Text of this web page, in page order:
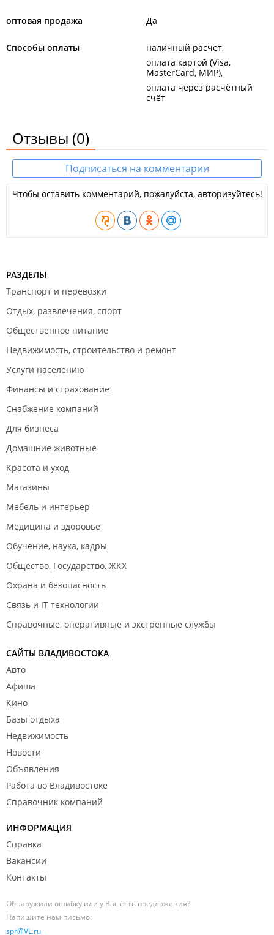
оптовая продажа Да
Способы оплаты
наличный расчёт
оплата картой (Visa,
MasterCard, МИР)
оплата через расчётный
счёт
Отзывы (0)
Подписаться на комментарии
Чтобы оставить комментарий, пожалуйста, авторизуйтесь!
РАЗДЕЛЫ
Транспорт и перевозки
Отдых, развлечения, спорт
Общественное питание
Недвижимость, строительство и ремонт
Услуги населению
Финансы и страхование
Снабжение компаний
Для бизнеса
Домашние животные
Красота и уход
Магазины
Мебель и интерьер
Медицина и здоровье
Обучение, наука, кадры
Общество, Государство, ЖКХ
Охрана и безопасность
Связь и IT технологии
Справочные, оперативные и экстренные службы
САЙТЫ ВЛАДИВОСТОКА
Авто
Афиша
Кино
Базы отдыха
Недвижимость
Новости
Объявления
Работа во Владивостоке
Справочник компаний
ИНФОРМАЦИЯ
Справка
Вакансии
Контакты
Обнаружили ошибку или у Вас есть предложения?
Напишите нам письмо:
spr@VL.ru